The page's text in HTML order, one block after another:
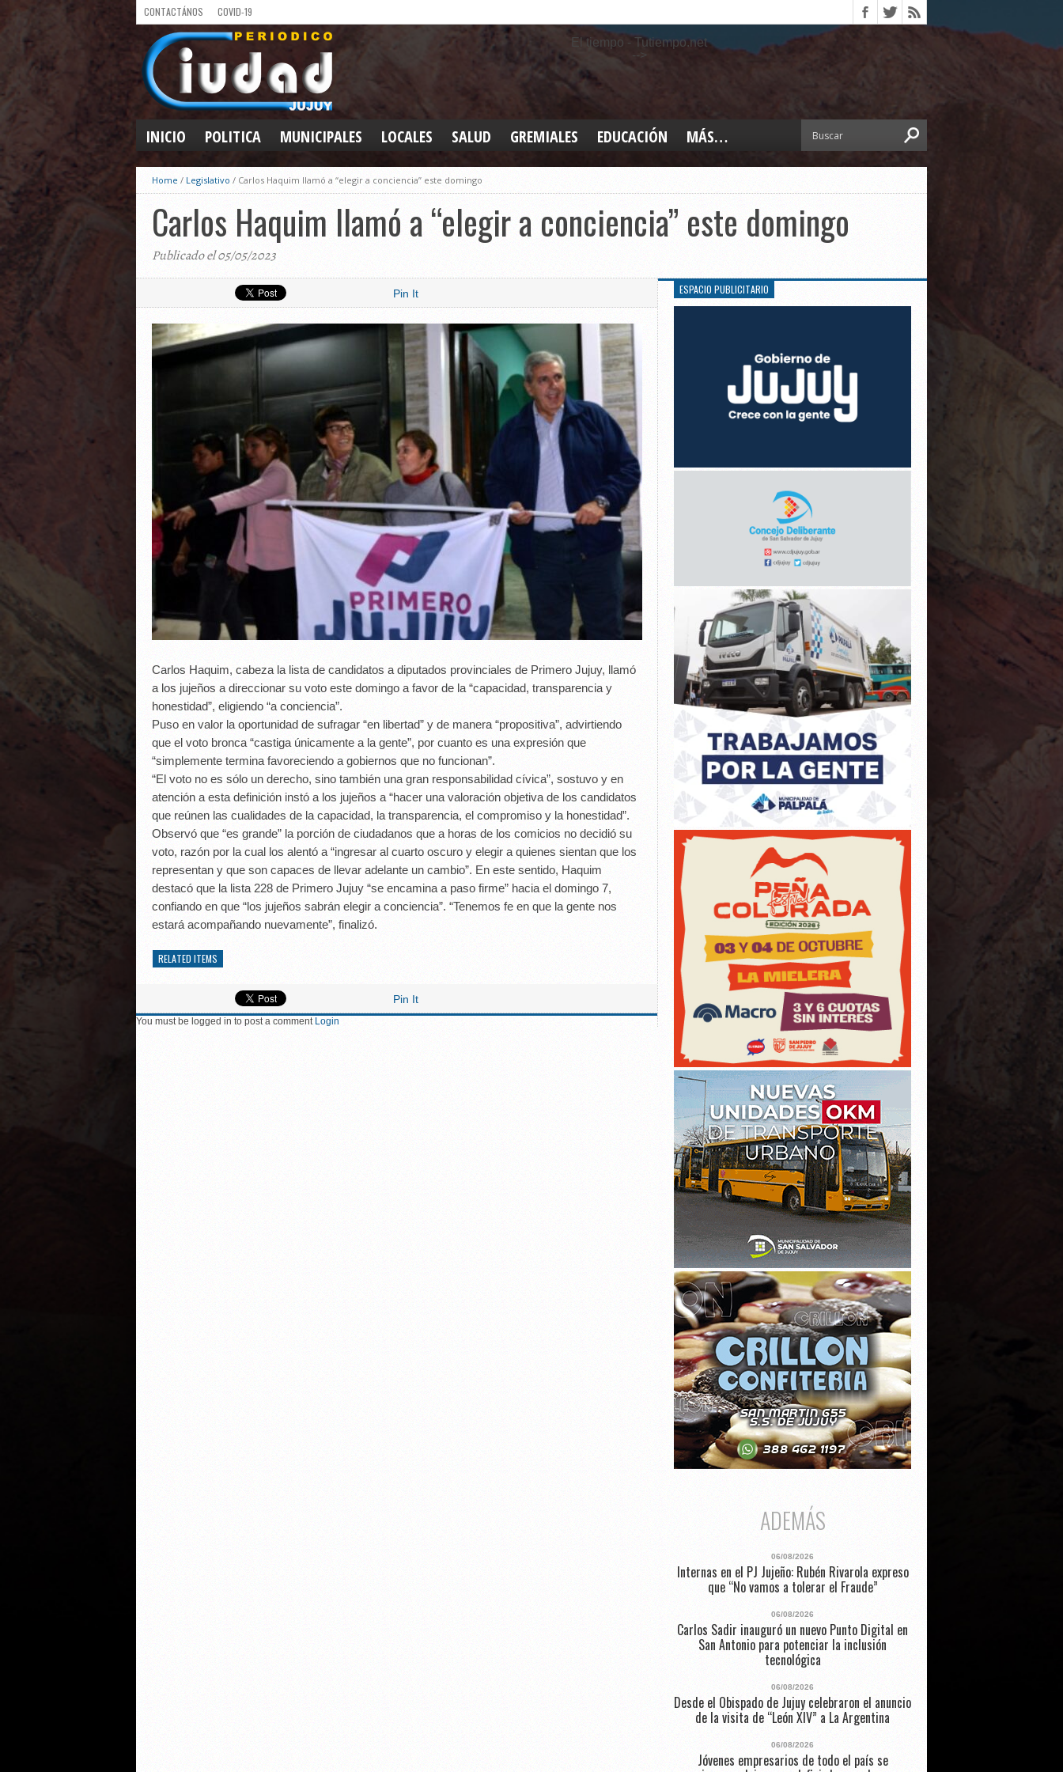
CONTACTÁNOS COVID-19
El tiempo - Tutiempo.net
-->
INICIO POLITICA MUNICIPALES LOCALES SALUD GREMIALES EDUCACIÓN MÁS…
INTERIOR
DEPORTES
ELECCIONES 2025
LEGISLATIVO
CULTURA
GENERAL
Home / Legislativo / Carlos Haquim llamó a “elegir a conciencia” este domingo
Carlos Haquim llamó a “elegir a conciencia” este domingo
Publicado el 05/05/2023
Pin It
Carlos Haquim, cabeza la lista de candidatos a diputados provinciales de Primero Jujuy, llamó
a los jujeños a direccionar su voto este domingo a favor de la “capacidad, transparencia y
honestidad”, eligiendo “a conciencia”.
Puso en valor la oportunidad de sufragar “en libertad” y de manera “propositiva”, advirtiendo
que el voto bronca “castiga únicamente a la gente”, por cuanto es una expresión que
“simplemente termina favoreciendo a gobiernos que no funcionan”.
“El voto no es sólo un derecho, sino también una gran responsabilidad cívica”, sostuvo y en
atención a esta definición instó a los jujeños a “hacer una valoración objetiva de los candidatos
que reúnen las cualidades de la capacidad, la transparencia, el compromiso y la honestidad”.
Observó que “es grande” la porción de ciudadanos que a horas de los comicios no decidió su
voto, razón por la cual los alentó a “ingresar al cuarto oscuro y elegir a quienes sientan que los
representan y que son capaces de llevar adelante un cambio”. En este sentido, Haquim
destacó que la lista 228 de Primero Jujuy “se encamina a paso firme” hacia el domingo 7,
confiando en que “los jujeños sabrán elegir a conciencia”. “Tenemos fe en que la gente nos
estará acompañando nuevamente”, finalizó.
RELATED ITEMS
Pin It
You must be logged in to post a comment Login
ESPACIO PUBLICITARIO
ADEMÁS
06/08/2026
Internas en el PJ Jujeño: Rubén Rivarola expreso
que “No vamos a tolerar el Fraude”
06/08/2026
Carlos Sadir inauguró un nuevo Punto Digital en
San Antonio para potenciar la inclusión
tecnológica
06/08/2026
Desde el Obispado de Jujuy celebraron el anuncio
de la visita de “León XIV” a La Argentina
06/08/2026
Jóvenes empresarios de todo el país se